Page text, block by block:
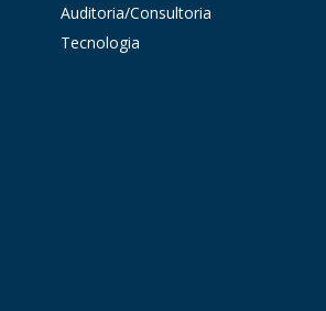
Auditoria/Consultoria
Tecnologia